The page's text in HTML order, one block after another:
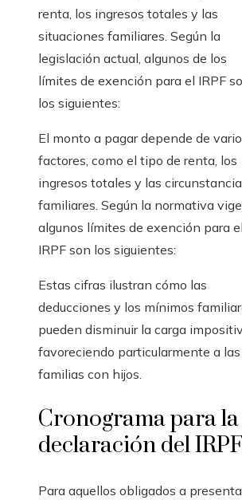
renta, los ingresos totales y las
situaciones familiares. Según la
legislación actual, algunos de los
límites de exención para el IRPF
los siguientes:
El monto a pagar depende de
factores, como el tipo de renta, los
ingresos totales y las
familiares. Según la normativa
algunos límites de exención para el
IRPF son los siguientes:
Estas cifras ilustran cómo las
deducciones y los mínimos
pueden disminuir la carga
favoreciendo particularmente a las
familias con hijos.
Cronograma para la
declaración del
Para aquellos obligados a